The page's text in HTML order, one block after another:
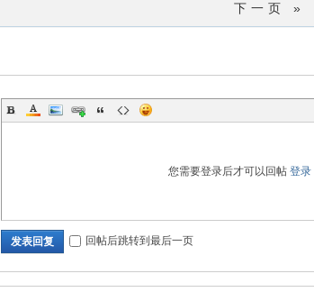
下一页 »
您需要登录后才可以回帖 登录|
发表回复 回帖后跳转到最后一页